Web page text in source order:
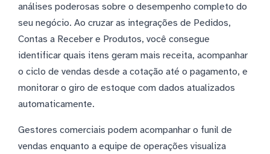
análises poderosas sobre o desempenho completo do
seu negócio. Ao cruzar as integrações de Pedidos,
Contas a Receber e Produtos, você consegue
identificar quais itens geram mais receita, acompanhar
o ciclo de vendas desde a cotação até o pagamento, e
monitorar o giro de estoque com dados atualizados
automaticamente.
Gestores comerciais podem acompanhar o funil de
vendas enquanto a equipe de operações visualiza